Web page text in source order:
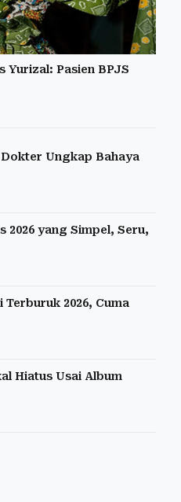
Yurizal: Pasien BPJS
Ungkap Bahaya
2026 yang Simpel, Seru,
2026, Cuma
Hiatus Usai Album